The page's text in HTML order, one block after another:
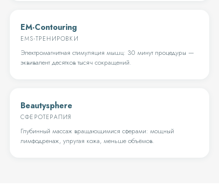
EM-Contouring
EMS-ТРЕНИРОВКИ
Электромагнитная стимуляция мышц: 30 минут процедуры —
эквивалент десятков тысяч сокращений.
Beautysphere
СФЕРОТЕРАПИЯ
Глубинный массаж вращающимися сферами: мощный
лимфодренаж, упругая кожа, меньше объёмов.